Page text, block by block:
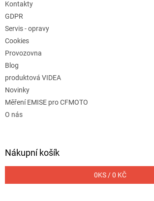
Kontakty
GDPR
Servis - opravy
Cookies
Provozovna
Blog
produktová VIDEA
Novinky
Měření EMISE pro CFMOTO
O nás
Nákupní košík
0KS /0 KČ